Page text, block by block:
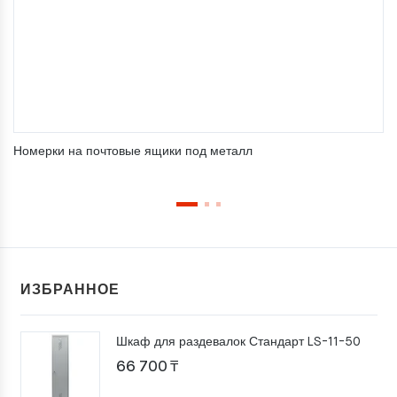
Номерки на почтовые ящики под металл
ИЗБРАННОЕ
Шкаф для раздевалок Стандарт LS-11-50
66 700 ₸